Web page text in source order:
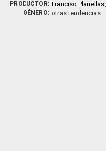
PRODUCTOR: Franciso Planellas,
GÉNERO: otras tendencias